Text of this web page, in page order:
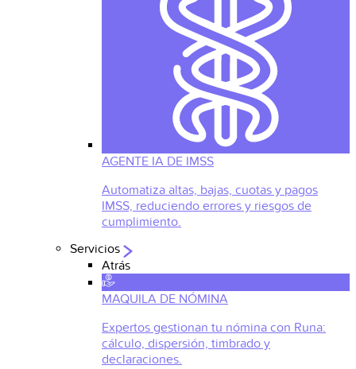
AGENTE IA DE IMSS
Automatiza altas, bajas, cuotas y pagos
IMSS, reduciendo errores y riesgos de
cumplimiento.
Servicios
Atrás
MAQUILA DE NÓMINA
Expertos gestionan tu nómina con Runa:
cálculo, dispersión, timbrado y
declaraciones.